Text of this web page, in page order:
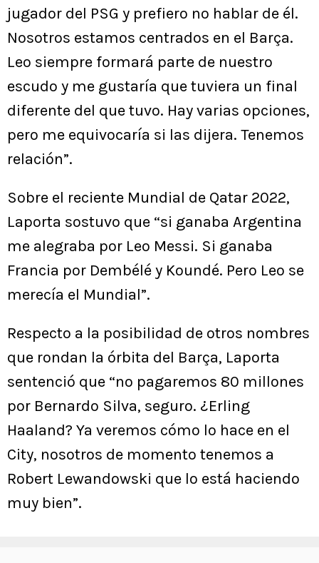
jugador del PSG y prefiero no hablar de él.
Nosotros estamos centrados en el Barça.
Leo siempre formará parte de nuestro
escudo y me gustaría que tuviera un final
diferente del que tuvo. Hay varias opciones,
pero me equivocaría si las dijera. Tenemos
relación”.
Sobre el reciente Mundial de Qatar 2022,
Laporta sostuvo que “si ganaba Argentina
me alegraba por Leo Messi. Si ganaba
Francia por Dembélé y Koundé. Pero Leo se
merecía el Mundial”.
Respecto a la posibilidad de otros nombres
que rondan la órbita del Barça, Laporta
sentenció que “no pagaremos 80 millones
por Bernardo Silva, seguro. ¿Erling
Haaland? Ya veremos cómo lo hace en el
City, nosotros de momento tenemos a
Robert Lewandowski que lo está haciendo
muy bien”.